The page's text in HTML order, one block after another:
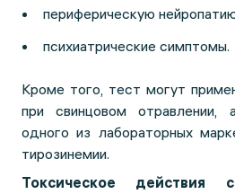
периферическую
психиатрические симптомы.
Кроме того, тест могут
при свинцовом
одного из лабораторных
тирозинемии.
Токсическое действия